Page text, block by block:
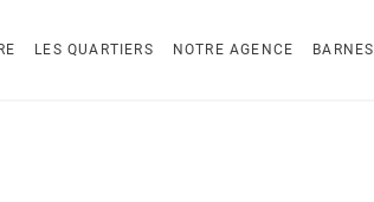
LES QUARTIERS NOTRE AGENCE BARNES